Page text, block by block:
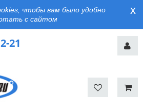
чтобы вам было удобно
с сайтом
x
21